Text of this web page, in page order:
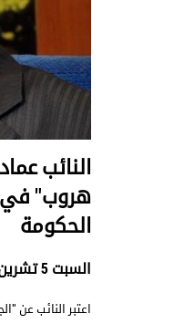
النائب
هروب" في
الحكومة
السبت 5 تشرين الثاني 2016
اعتبر النائب عن